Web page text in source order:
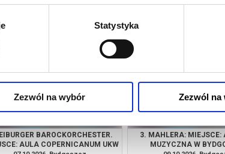
Statystyka
Zezwól na wybór Zezwól na
kup bilet
BAROCKORCHESTER.
AULA COPERNICANUM UKW
3. MAHLERA: MIEJSCE:
MUZYCZNA W